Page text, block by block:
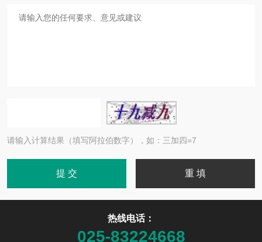
请输入计算结果（填写阿拉伯数字），如：三加四=7
热线电话：
025-83224668